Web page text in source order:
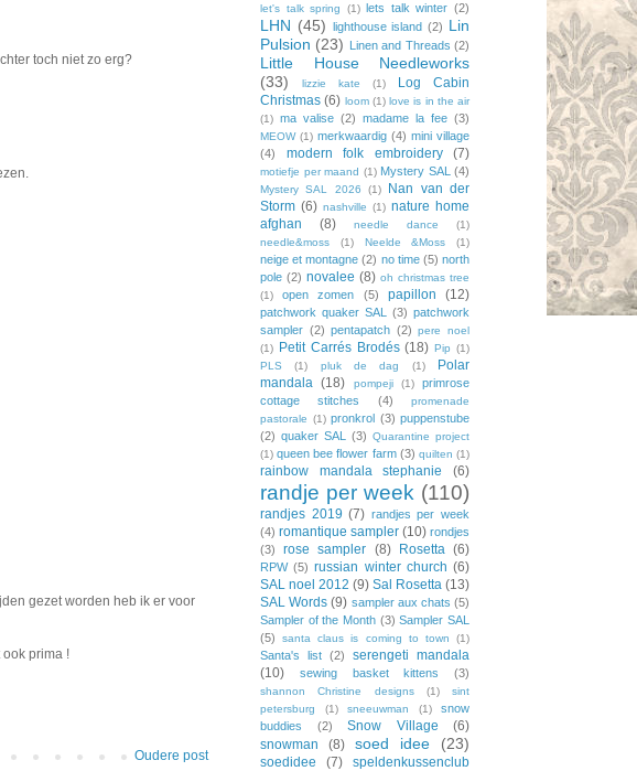
toch niet zo erg?
gezet worden heb ik er voor
prima !
Oudere post
let's talk spring (1) lets talk winter (2)
LHN (45) lighthouse island (2) Lin
Pulsion (23) Linen and Threads (2)
Little House Needleworks
(33)
lizzie kate (1)
Log Cabin
Christmas (6) loom (1) love is in the air
(1) ma valise (2) madame la fee (3)
MEOW (1) merkwaardig (4) mini village
(4)
modern folk embroidery (7)
motiefje per maand (1) Mystery SAL (4)
Mystery SAL 2026 (1)
Nan van der
Storm (6) nashville (1) nature home
afghan
(8) needle dance
(1)
needle&moss
(1) Neelde &Moss (1)
neige et montagne (2) no time (5) north
pole (2) novalee (8) oh christmas tree
(1)
open zomen (5) papillon (12)
patchwork quaker SAL (3) patchwork
sampler (2) pentapatch (2) pere noel
(1)
Petit Carrés Brodés (18) Pip (1)
PLS
(1) pluk de dag (1)
Polar
mandala (18) pompeji (1)
primrose
cottage stitches
(4)
promenade
pastorale (1) pronkrol (3) puppenstube
(2) quaker SAL (3) Quarantine project
(1) queen bee flower farm (3) quilten (1)
rainbow mandala stephanie (6)
randje per week (110)
randjes 2019 (7) randjes per week
(4) romantique sampler (10) rondjes
(3)
rose sampler (8) Rosetta (6)
RPW (5) russian winter church (6)
SAL noel 2012 (9) Sal Rosetta (13)
SAL Words (9) sampler aux chats (5)
Sampler of the Month (3) Sampler SAL
(5)
santa claus is coming to town (1)
Santa's list (2)
serengeti mandala
(10)
sewing basket kittens (3)
shannon Christine designs (1)
sint
petersburg
(1) sneeuwman (1)
snow
buddies
(2) Snow Village
(6)
snowman
(8) soed idee (23)
soedidee (7)
speldenkussenclub